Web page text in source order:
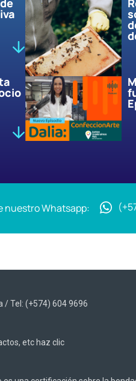
nuestro Whatsapp:
/ Tel: (+574) 604 9696
etc haz clic